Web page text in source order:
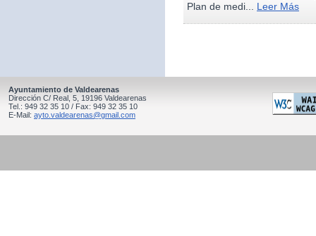
Plan de medi... Leer Más
Ayuntamiento de Valdearenas
Dirección C/ Real, 5, 19196 Valdearenas
Tel.: 949 32 35 10 / Fax: 949 32 35 10
E-Mail: ayto.valdearenas@gmail.com